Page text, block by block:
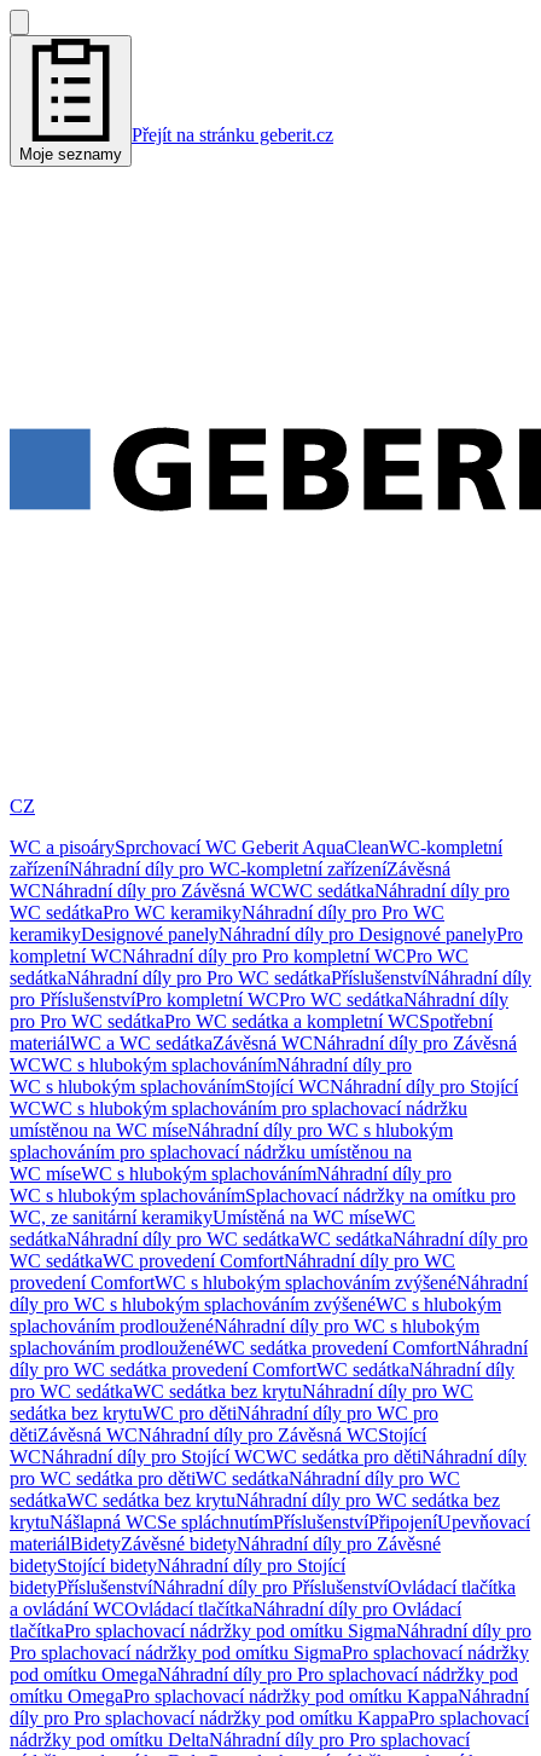
Moje seznamy
Přejít na stránku geberit.cz
CZ
WC a pisoárySprchovací WC Geberit AquaCleanWC-kompletní
zařízeníNáhradní díly pro WC-kompletní zařízeníZávěsná
WCNáhradní díly pro Závěsná WCWC sedátkaNáhradní díly pro
WC sedátkaPro WC keramikyNáhradní díly pro Pro WC
keramikyDesignové panelyNáhradní díly pro Designové panelyPro
kompletní WCNáhradní díly pro Pro kompletní WCPro WC
sedátkaNáhradní díly pro Pro WC sedátkaPříslušenstvíNáhradní díly
pro PříslušenstvíPro kompletní WCPro WC sedátkaNáhradní díly
pro Pro WC sedátkaPro WC sedátka a kompletní WCSpotřební
materiálWC a WC sedátkaZávěsná WCNáhradní díly pro Závěsná
WCWC s hlubokým splachovánímNáhradní díly pro
WC s hlubokým splachovánímStojící WCNáhradní díly pro Stojící
WCWC s hlubokým splachováním pro splachovací nádržku
umístěnou na WC míseNáhradní díly pro WC s hlubokým
splachováním pro splachovací nádržku umístěnou na
WC míseWC s hlubokým splachovánímNáhradní díly pro
WC s hlubokým splachovánímSplachovací nádržky na omítku pro
WC, ze sanitární keramikyUmístěná na WC míseWC
sedátkaNáhradní díly pro WC sedátkaWC sedátkaNáhradní díly pro
WC sedátkaWC provedení ComfortNáhradní díly pro WC
provedení ComfortWC s hlubokým splachováním zvýšenéNáhradní
díly pro WC s hlubokým splachováním zvýšenéWC s hlubokým
splachováním prodlouženéNáhradní díly pro WC s hlubokým
splachováním prodlouženéWC sedátka provedení ComfortNáhradní
díly pro WC sedátka provedení ComfortWC sedátkaNáhradní díly
pro WC sedátkaWC sedátka bez krytuNáhradní díly pro WC
sedátka bez krytuWC pro dětiNáhradní díly pro WC pro
dětiZávěsná WCNáhradní díly pro Závěsná WCStojící
WCNáhradní díly pro Stojící WCWC sedátka pro dětiNáhradní díly
pro WC sedátka pro dětiWC sedátkaNáhradní díly pro WC
sedátkaWC sedátka bez krytuNáhradní díly pro WC sedátka bez
krytuNášlapná WCSe spláchnutímPříslušenstvíPřipojeníUpevňovací
materiálBidetyZávěsné bidetyNáhradní díly pro Závěsné
bidetyStojící bidetyNáhradní díly pro Stojící
bidetyPříslušenstvíNáhradní díly pro PříslušenstvíOvládací tlačítka
a ovládání WCOvládací tlačítkaNáhradní díly pro Ovládací
tlačítkaPro splachovací nádržky pod omítku SigmaNáhradní díly pro
Pro splachovací nádržky pod omítku SigmaPro splachovací nádržky
pod omítku OmegaNáhradní díly pro Pro splachovací nádržky pod
omítku OmegaPro splachovací nádržky pod omítku KappaNáhradní
díly pro Pro splachovací nádržky pod omítku KappaPro splachovací
nádržky pod omítku DeltaNáhradní díly pro Pro splachovací